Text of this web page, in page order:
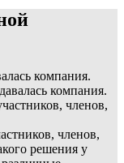
компания.
компания.
членов,
членов,
решения у